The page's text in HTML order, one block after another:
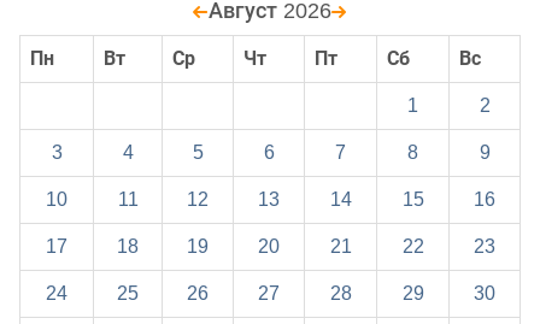
Август 2026
Пн Вт Ср Чт Пт Сб Вс
1 2
3 4 5 6 7 8 9
10 11 12 13 14 15 16
17 18 19 20 21 22 23
24 25 26 27 28 29 30